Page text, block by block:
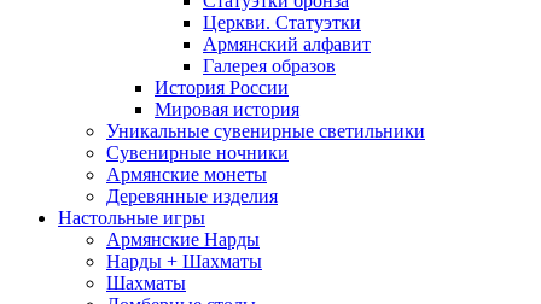
Церкви. Статуэтки
Армянский алфавит
Галерея образов
История России
Мировая история
Уникальные сувенирные светильники
Сувенирные ночники
Армянские монеты
Деревянные изделия
Настольные игры
Армянские Нарды
Нарды + Шахматы
Шахматы